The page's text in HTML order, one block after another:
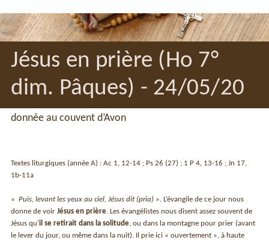
Jésus en prière (Ho 7°
dim. Pâques) - 24/05/20
donnée au couvent d’Avon
Textes liturgiques (année A) : Ac 1, 12-14 ; Ps 26 (27) ; 1 P 4, 13-16 ; Jn 17,
1b-11a
« Puis, levant les yeux au ciel, Jésus dit (pria) ». L’évangile de ce jour nous
donne de voir Jésus en prière . Les évangélistes nous disent assez souvent de
Jésus qu’il se retirait dans la solitude , ou dans la montagne pour prier (avant
le lever du jour, ou même dans la nuit). Il prie ici « ouvertement », à haute